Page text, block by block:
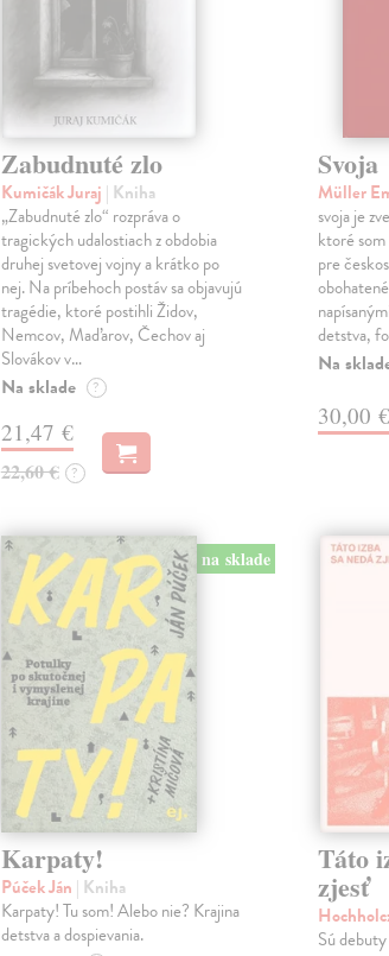
Zabudnuté zlo
Kumičák Juraj | Kniha
„Zabudnuté zlo“ rozpráva o
tragických udalostiach z obdobia
druhej svetovej vojny a krátko po
nej. Na príbehoch postáv sa objavujú
tragédie, ktoré postihli Židov,
Nemcov, Maďarov, Čechov aj
Slovákov v…
Na sklade ?
21,47 €
22,60 € ?
Svoja
Müller
svoja je
ktoré
pre
detstva,
Na
30,00 €
na sklade
Karpaty!
Púček Ján | Kniha
Karpaty! Tu som! Alebo nie? Krajina
detstva a dospievania.
Táto
zjesť
Sú